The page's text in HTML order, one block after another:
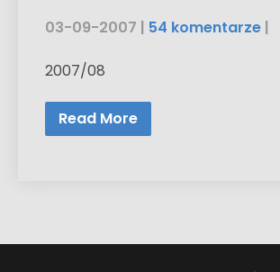
03-09-2007 | 54 komentarze |
2007/08
Read More